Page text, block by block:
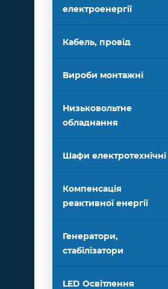
електроенергії
Кабель, провід
Вироби монтажні
Низьковольтне
обладнання
Шафи електротехнічні
Компенсація
реактивної енергії
Генератори,
стабілізатори
LED Освітлення